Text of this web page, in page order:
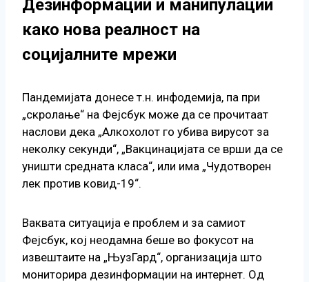
Дезинформации и манипулации
како нова реалност на
социјалните мрежи
Пандемијата донесе т.н. инфодемија, па при
„скролање“ на Фејсбук може да се прочитаат
наслови дека „Алкохолот го убива вирусот за
неколку секунди“, „Вакцинацијата се врши да се
уништи средната класа“, или има „Чудотворен
лек против ковид-19“.
Ваквата ситуација е проблем и за самиот
Фејсбук, кој неодамна беше во фокусот на
извештаите на „ЊузГард“, организација што
мониторира дезинформации на интернет. Од